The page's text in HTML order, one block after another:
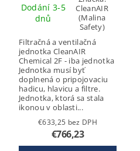
Dodání 3-5
dnů
CleanAIR
(Malina
Safety)
Filtračná a ventilačná
jednotka CleanAIR
Chemical 2F - iba jednotka
Jednotka musí byť
doplnená o pripojovaciu
hadicu, hlavicu a filtre.
Jednotka, ktorá sa stala
ikonou v oblasti...
€633,25 bez DPH
€766,23